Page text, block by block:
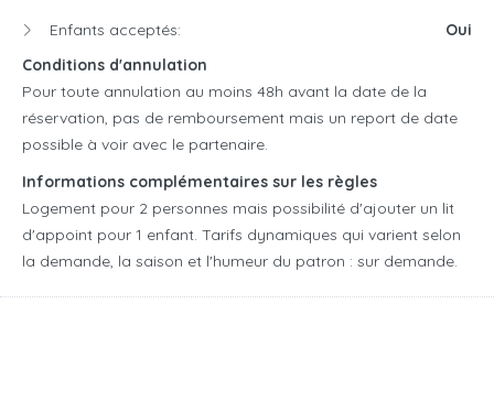
Enfants acceptés:
Oui
Conditions d'annulation
Pour toute annulation au moins 48h avant la date de la
réservation, pas de remboursement mais un report de date
possible à voir avec le partenaire.
Informations complémentaires sur les règles
Logement pour 2 personnes mais possibilité d'ajouter un lit
d'appoint pour 1 enfant. Tarifs dynamiques qui varient selon
la demande, la saison et l'humeur du patron : sur demande.